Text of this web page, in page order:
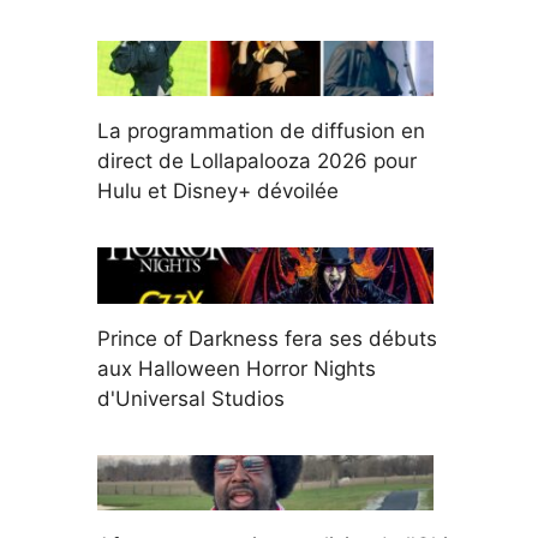
La programmation de diffusion en
direct de Lollapalooza 2026 pour
Hulu et Disney+ dévoilée
Prince of Darkness fera ses débuts
aux Halloween Horror Nights
d'Universal Studios